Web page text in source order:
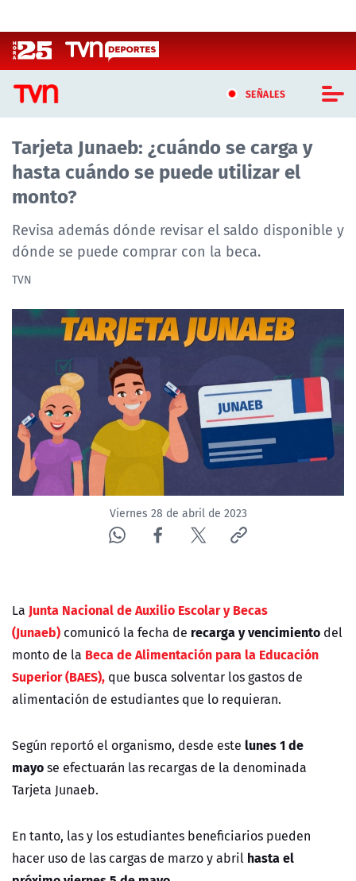
SEÑALES
CASTING MASTERCHEF CHILE
CASTING TVN VERTICAL
TVN VERTICAL
TVN PLAY
TELESERIES
ACTUALIDAD Y TENDENCIAS
CORPORATIVO Y TRANSPARENCIA
CANAL DE DENUNCIAS
ÁREA DE PROYECTOS
Tarjeta Junaeb: ¿cuándo se carga y
hasta cuándo se puede utilizar el
monto?
Revisa además dónde revisar el saldo disponible y
dónde se puede comprar con la beca.
TVN
Viernes 28 de abril de 2023
La Junta Nacional de Auxilio Escolar y Becas
(Junaeb) comunicó la fecha de recarga y vencimiento del
monto de la Beca de Alimentación para la Educación
Superior (BAES), que busca solventar los gastos de
alimentación de estudiantes que lo requieran.
Según reportó el organismo, desde este lunes 1 de
mayose efectuarán las recargas de la denominada
Tarjeta Junaeb.
En tanto, las y los estudiantes beneficiarios pueden
hacer uso de las cargas de marzo y abril hasta el